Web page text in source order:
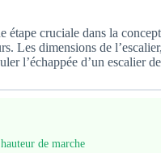
étape cruciale dans la
Les dimensions de
l’échappée d’un escalier
de marche